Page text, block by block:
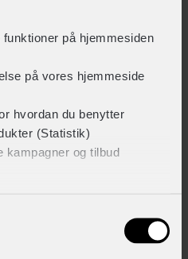
på hjemmesiden
på vores hjemmeside
hvordan du benytter
(Statistik)
kampagner og tilbud
kan også bruge
cykelhjelm
Mini cykelhjelm